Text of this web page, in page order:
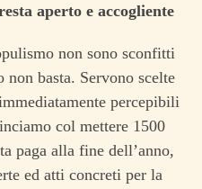
aperto e accogliente
non sono sconfitti
non basta. Servono scelte
percepibili
col mettere 1500
paga alla fine dell’anno,
ed atti concreti per la